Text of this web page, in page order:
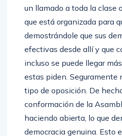
un llamado a toda la clase
que está organizada para
demostrándole que sus
efectivas desde allí y que
incluso se puede llegar
estas piden. Seguramente
tipo de oposición. De
conformación de la
haciendo abierta, lo que
democracia genuina. Esto